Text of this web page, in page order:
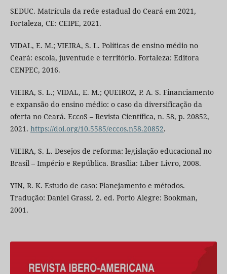
SEDUC. Matrícula da rede estadual do Ceará em 2021,
Fortaleza, CE: CEIPE, 2021.
VIDAL, E. M.; VIEIRA, S. L. Políticas de ensino médio no
Ceará: escola, juventude e território. Fortaleza: Editora
CENPEC, 2016.
VIEIRA, S. L.; VIDAL, E. M.; QUEIROZ, P. A. S. Financiamento
e expansão do ensino médio: o caso da diversificação da
oferta no Ceará. EccoS – Revista Científica, n. 58, p. 20852,
2021. https://doi.org/10.5585/eccos.n58.20852.
VIEIRA, S. L. Desejos de reforma: legislação educacional no
Brasil – Império e República. Brasília: Líber Livro, 2008.
YIN, R. K. Estudo de caso: Planejamento e métodos.
Tradução: Daniel Grassi. 2. ed. Porto Alegre: Bookman,
2001.